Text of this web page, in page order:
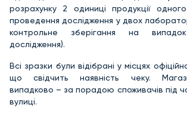
розрахунку 2 одиниці продукції
проведення дослідження у двох
контрольне зберігання на
дослідження).
Всі зразки були відібрані у місцях
що свідчить наявність чеку.
випадково – за порадою споживачів під
вулиці.